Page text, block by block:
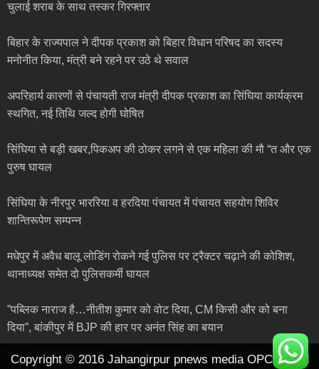
चुलाई शराब के साथ तस्कर गिरफ्तार
बिहार के राज्यपाल ने दीपक प्रकाश को बिहार विधान परिषद का सदस्य
मनोनीत किया, मंत्री बने रहने पर उठे थे सवाल
अपरिहार्य कारणों से पंचायती राज मंत्री दीपक प्रकाश का सिंघिया कार्यक्रम
स्थगित, नई तिथि जल्द होगी घोषित
सिंघिया से बड़ी खबर,पिकअप की ठोकर लगने से एक महिला की मौ “त और एक
पुरुष घायल
सिंघिया के नीरपुर भाररिया व हरदिया पंचायत में पंचायत सहयोग शिविर
शान्तिरूपेण सम्पन्न
मधेपुर में अवैध बालू लोडिंग रोकने गई पुलिस पर ट्रैक्टर चढ़ाने की कोशिश,
थानाध्यक्ष समेत दो पुलिसकर्मी घायल
”पब्लिक नाराज है…नीतीश कुमार को वोट दिया, CM किसी और को बना
दिया”, बांकीपुर में BJP की हार पर अनंत सिंह का बयान
Copyright © 2016 Jahangirpur pnews media OPC pvt ltd